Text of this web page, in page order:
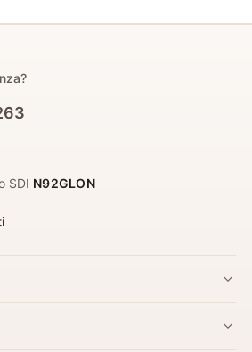
SDI N92GLON